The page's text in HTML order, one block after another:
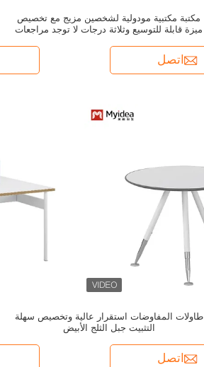
مكتبة مكتبية مودولية لشخصين مزيج مع تخصيص
ميزة قابلة للتوسيع وثلاثة درجات لا توجد مراجعات
اتصل
طاولات المفاوضات استقرار عالية وتخصيص سهلة
التثبيت جبل الثلج الأبيض
اتصل